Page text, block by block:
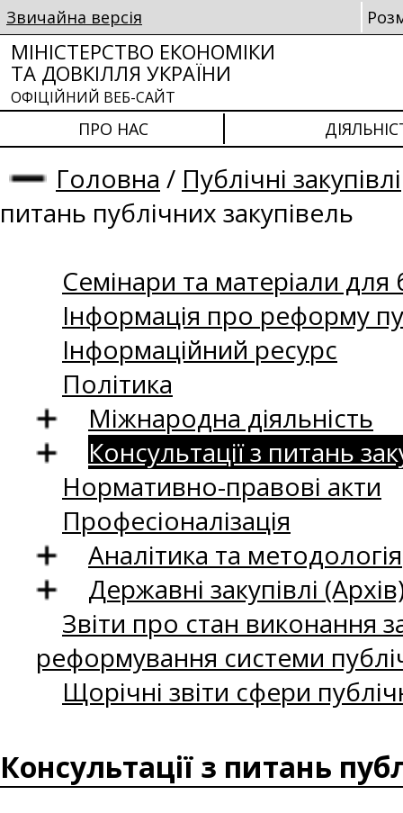
Звичайна версія
МІНІСТЕРСТВО ЕКОНОМІКИ
ТА ДОВКІЛЛЯ УКРАЇНИ
ОФІЦІЙНИЙ ВЕБ-САЙТ
ПРО НАС
Головна / Публічні закупівлі
питань публічних закупівель
Семінари та матеріали для
Інформація про реформу
Інформаційний ресурс
Політика
Міжнародна діяльність
Консультації з питань
Нормативно-правові акти
Професіоналізація
Аналітика та методологія
Державні закупівлі
Звіти про стан виконання
реформування системи
Щорічні звіти сфери
Консультації з питань